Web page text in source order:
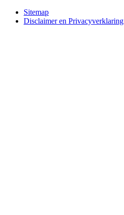
BottomSitemap
Disclaimer en Privacyverklaring